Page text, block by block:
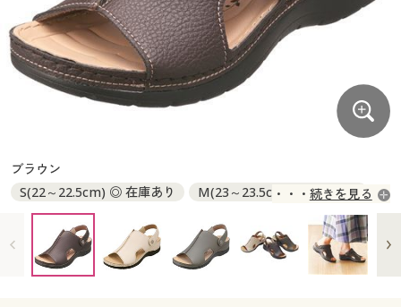
ジュニア・ティーンズ下着
大きいサイズ レディース服
大きいサイズ レディース下着
大きいサイズ 事務・制服
バーゲンセール
シークレットセール
詳細検索
商品カテゴリ一覧
カタログ・チラシからのご注文
デジタルカタログ
カタログ無料プレゼント
大きいサイズ レディース下着
大きいサイズ メンズ
シークレットセール
商品カテゴリ一覧
カタログ
カタログ・チラシからのご注文
カタログ無料プレゼント
会員メニュー
ブラウン
S(22～22.5cm) ◎ 在庫あり
M(23～23.5cm) ◎ 在庫あり
L(24～24.5cm) ◎ 在庫あり
LL(24.5～25cm) ◎ 在庫あり
続きを見る